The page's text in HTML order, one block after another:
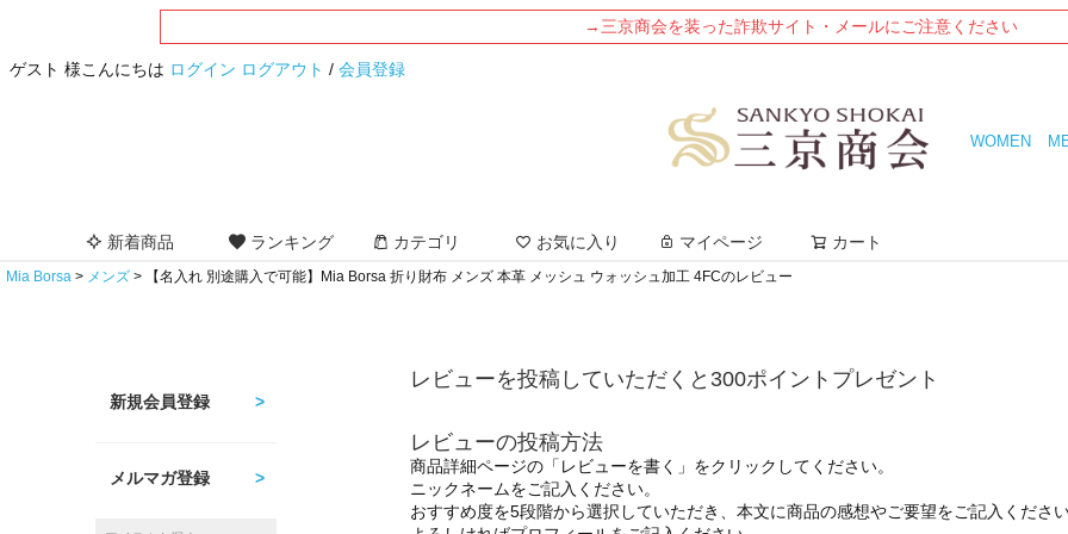
→三京商会を装った詐欺サイト・メールにご注意ください
ゲスト 様こんにちは ログイン ログアウト / 会員登録
WOMEN
新着商品 ランキング カテゴリ お気に入り マイページ カート
Mia Borsa メンズ 【名入れ 別途購入で可能】Mia Borsa 折り財布 メンズ 本革 メッシュ ウォッシュ加工 4FCのレビュー
新規会員登録
メルマガ登録
レビューを投稿していただくと300ポイントプレゼント
レビューの投稿方法
商品詳細ページの「レビューを書く」をクリックしてください。
ニックネームをご記入ください。
おすすめ度を5段階から選択していただき、本文に商品の感想やご要望をご記入ください